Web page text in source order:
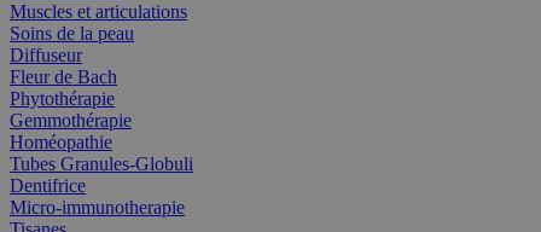
Muscles et articulations
Soins de la peau
Diffuseur
Fleur de Bach
Phytothérapie
Gemmothérapie
Homéopathie
Tubes Granules-Globuli
Dentifrice
Micro-immunotherapie